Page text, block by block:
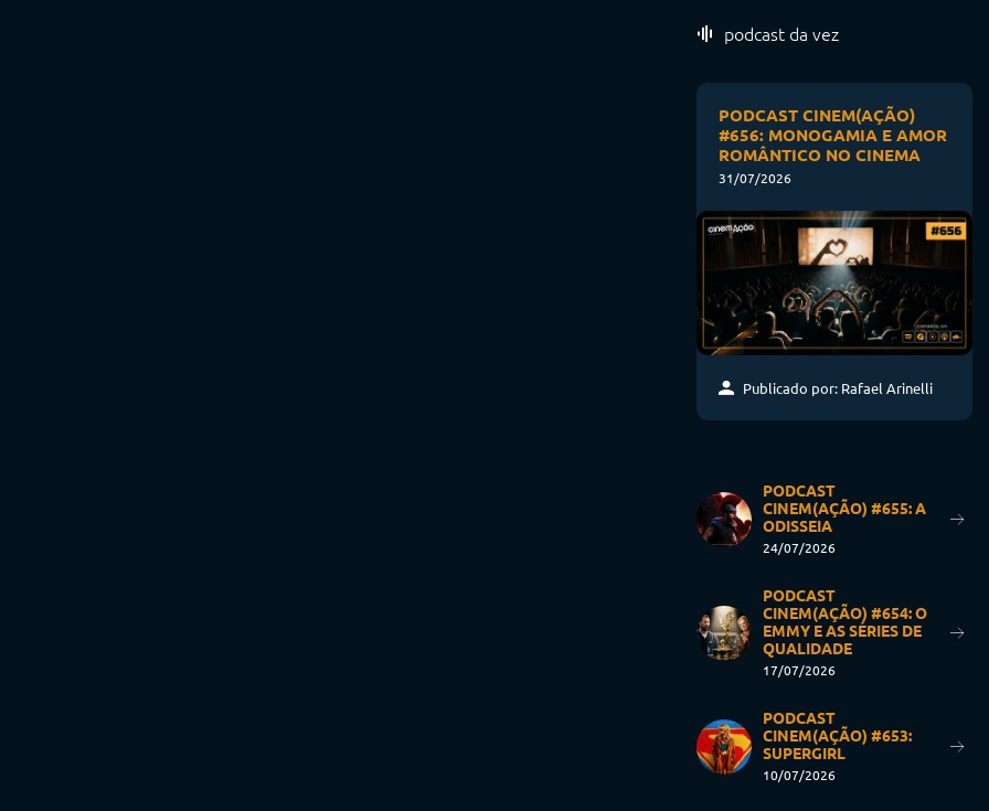
podcast da vez
PODCAST CINEM(AÇÃO)
#656: MONOGAMIA E AMOR
ROMÂNTICO NO CINEMA
31/07/2026
Publicado por: Rafael Arinelli
PODCAST
CINEM(AÇÃO) #655: A
ODISSEIA
24/07/2026
PODCAST
CINEM(AÇÃO) #654: O
EMMY E AS SÉRIES DE
QUALIDADE
17/07/2026
PODCAST
CINEM(AÇÃO) #653:
SUPERGIRL
10/07/2026